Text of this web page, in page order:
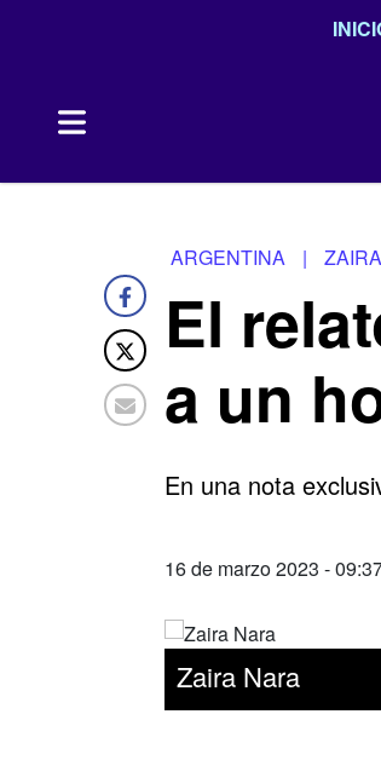
ARGENTINA |
El
a un
En una nota
16 de marzo 2023 -
Zaira Nara